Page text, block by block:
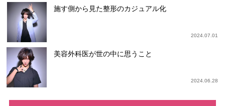
施す側から見た整形のカジュアル化
2024.07.01
美容外科医が世の中に思うこと
2024.06.28